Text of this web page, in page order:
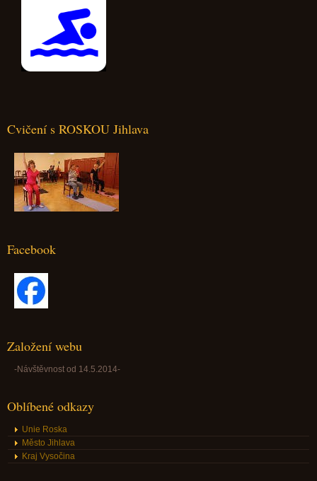
Cvičení s ROSKOU Jihlava
Facebook
Založení webu
-Návštěvnost od 14.5.2014-
Oblíbené odkazy
Unie Roska
Město Jihlava
Kraj Vysočina